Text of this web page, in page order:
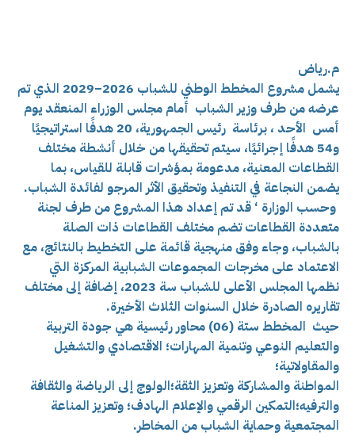
م.رياض
يشمل مشروع المخطط الوطني للشباب 2026–2029 الذي تم
عرضه من طرف وزير الشباب أمام مجلس الوزراء المنعقد يوم
أمس الأحد ، برئاسة رئيس الجمهورية،
20 هدفًا استراتيجيًا
و54 هدفًا إجرائيًا، سيتم تحقيقها من خلال أنشطة مختلف
القطاعات المعنية، مدعومة بمؤشرات قابلة للقياس، بما
يضمن النجاعة في التنفيذ وتحقيق الأثر المرجو لفائدة الشباب.
وحسب الوزارة ‘ قد تم إعداد هذا المشروع من طرف لجنة
متعددة القطاعات تضم مختلف القطاعات ذات الصلة
بالشباب، وجاء وفق منهجية قائمة على التخطيط بالنتائج، مع
الاعتماد على مخرجات المجموعات الشبابية المركزة التي
نظمها المجلس الأعلى للشباب سة 2023، إضافة إلى مختلف
تقاريره الصادرة خلال السنوات الثلاث الأخيرة.
حيث المخطط ستة (06) محاور رئيسية هي
جودة التربية
والتعليم النوعي وتنمية المهارات؛ الاقتصادي والتشغيل
والمقاولاتية؛
المواطنة والمشاركة وتعزيز الثقة؛الولوج إلى الرياضة والثقافة
والترفيه؛التمكين الرقمي والإعلام الهادف؛ وتعزيز المناعة
المجتمعية وحماية الشباب من المخاطر.